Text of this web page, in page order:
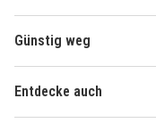
Günstig weg
Entdecke auch